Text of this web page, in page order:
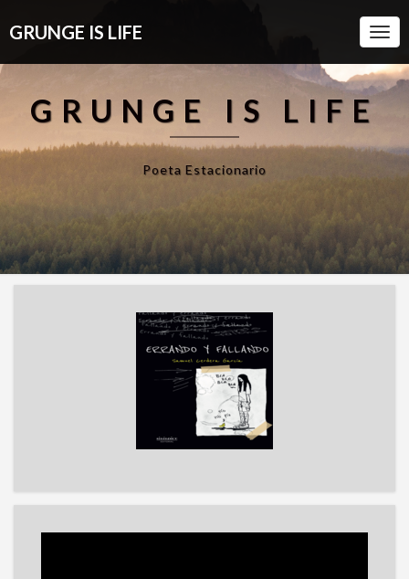
GRUNGE IS LIFE
GRUNGE IS LIFE
Poeta Estacionario